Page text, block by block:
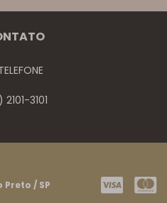
2101-3101
/ SP